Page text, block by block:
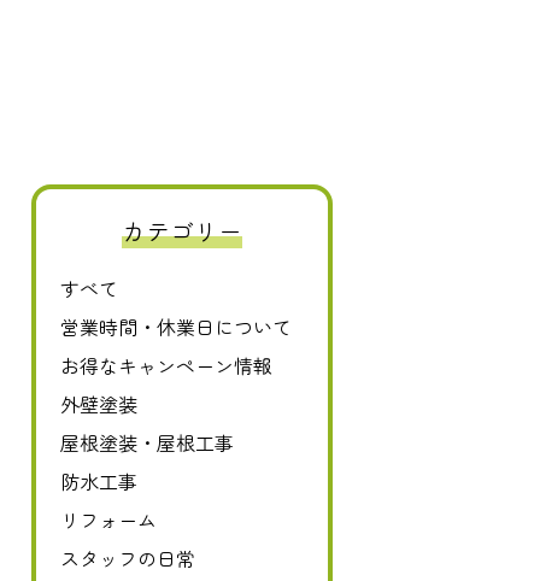
カテゴリー
すべて
営業時間・休業日について
お得なキャンペーン情報
外壁塗装
屋根塗装・屋根工事
防水工事
リフォーム
スタッフの日常
411-606